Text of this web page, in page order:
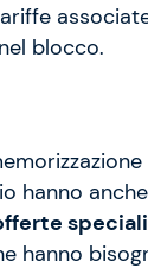
blocco.
hanno
hanno